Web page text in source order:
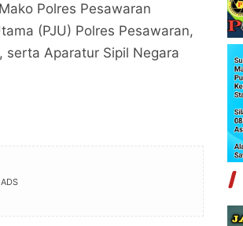
Polres Pesawaran
(PJU) Polres Pesawaran,
serta Aparatur Sipil Negara